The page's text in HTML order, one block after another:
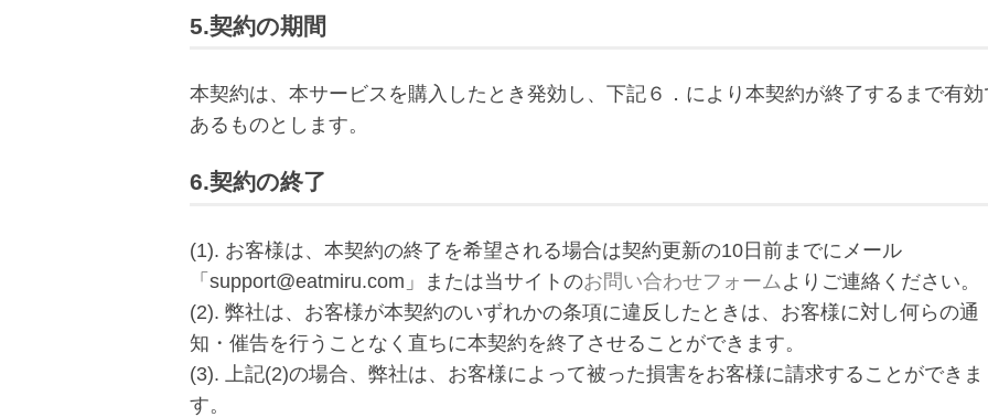
5.契約の期間
本契約は、本サービスを購入したとき発効し、下記６．により本契約が終了するまで有効
あるものとします。
6.契約の終了
(1). お客様は、本契約の終了を希望される場合は契約更新の10日前までにメール
「support@eatmiru.com」または当サイトのお問い合わせフォーム よりご連絡ください。
(2). 弊社は、お客様が本契約のいずれかの条項に違反したときは、お客様に対し何らの通
知・催告を行うことなく直ちに本契約を終了させることができます。
(3). 上記(2)の場合、弊社は、お客様によって被った損害をお客様に請求することができま
す。